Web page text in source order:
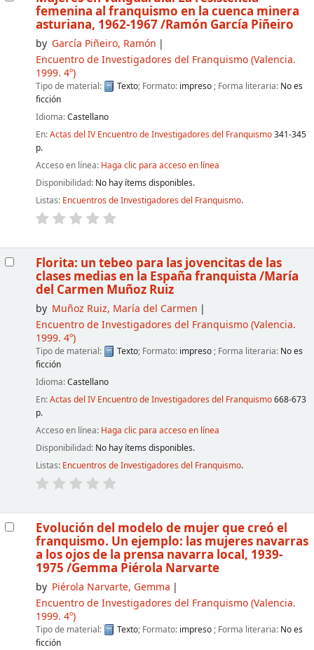
femenina al franquismo en la cuenca minera
asturiana, 1962-1967/Ramón García Piñeiro
by García Piñeiro, Ramón
Encuentro de Investigadores del Franquismo(Valencia.
1999. 4º)
Tipo de material: Texto; Formato: impreso ; Forma literaria: No es
ficción
Idioma:Castellano
En:Actas del IV Encuentro de Investigadores del Franquismo341-345
p.
Acceso en línea: Haga clic para acceso en línea
Disponibilidad: No hay ítems disponibles.
Listas: Encuentros de Investigadores del Franquismo.
Florita: un tebeo para las jovencitas de las
clases medias en la España franquista /María
del Carmen Muñoz Ruiz
by Muñoz Ruiz, María del Carmen
Encuentro de Investigadores del Franquismo(Valencia.
1999. 4º)
Tipo de material: Texto; Formato: impreso ; Forma literaria: No es
ficción
Idioma:Castellano
En:Actas del IV Encuentro de Investigadores del Franquismo668-673
p.
Acceso en línea: Haga clic para acceso en línea
Disponibilidad: No hay ítems disponibles.
Listas: Encuentros de Investigadores del Franquismo.
Evolución del modelo de mujer que creó el
franquismo. Un ejemplo: las mujeres navarras
a los ojos de la prensa navarra local, 1939-
1975 /Gemma Piérola Narvarte
by Piérola Narvarte, Gemma
Encuentro de Investigadores del Franquismo(Valencia.
1999. 4º)
Tipo de material: Texto; Formato: impreso ; Forma literaria: No es
ficción